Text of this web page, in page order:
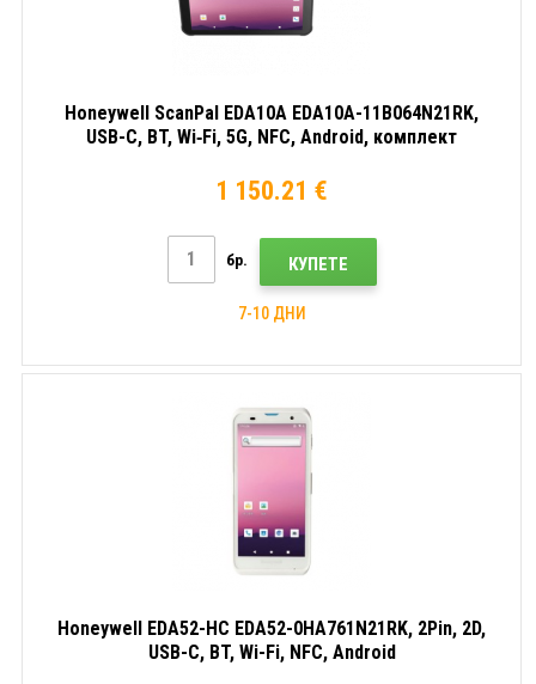
Honeywell ScanPal EDA10A EDA10A-11B064N21RK,
USB-C, BT, Wi‑Fi, 5G, NFC, Android, комплект
1 150.21 €
бр. КУПЕТЕ
7-10 ДНИ
Honeywell EDA52-HC EDA52-0HA761N21RK, 2Pin, 2D,
USB-C, BT, Wi-Fi, NFC, Android